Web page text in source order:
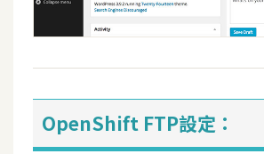
OpenShift FTP設定：